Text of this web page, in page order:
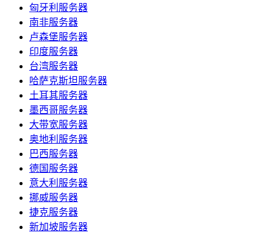
匈牙利服务器
南非服务器
卢森堡服务器
印度服务器
台湾服务器
哈萨克斯坦服务器
土耳其服务器
墨西哥服务器
大带宽服务器
奥地利服务器
巴西服务器
德国服务器
意大利服务器
挪威服务器
捷克服务器
新加坡服务器